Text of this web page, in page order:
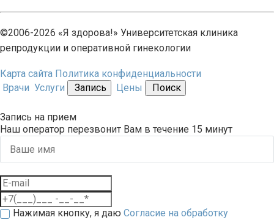
©2006-2026 «Я здорова!» Университетская клиника
репродукции и оперативной гинекологии
Карта сайта Политика конфиденциальности
Врачи Услуги Запись Цены Поиск
Запись на прием
Наш оператор перезвонит Вам в течение 15 минут
Нажимая кнопку, я даю Согласие на обработку